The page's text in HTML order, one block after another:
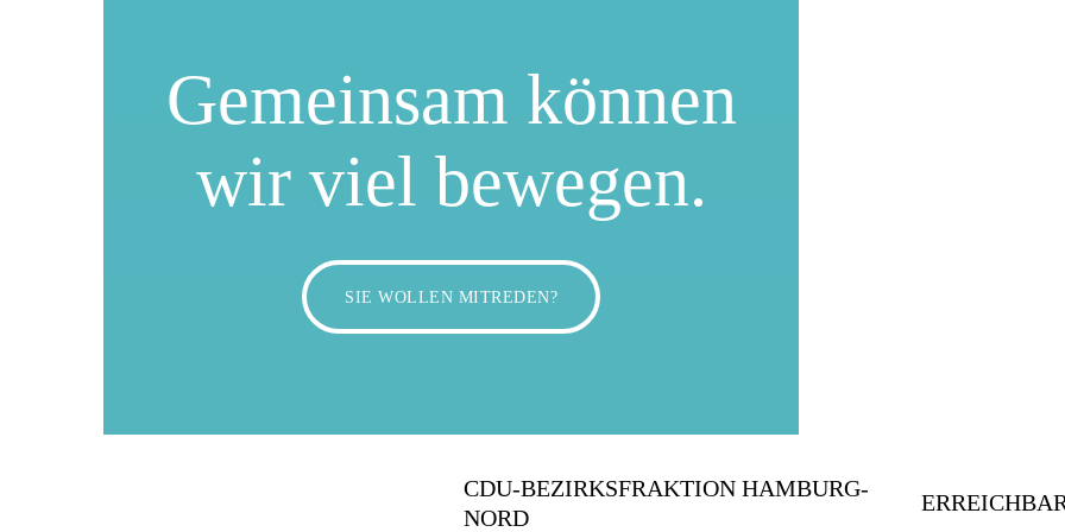
Gemeinsam können
wir viel bewegen.
SIE WOLLEN MITREDEN?
CDU-BEZIRKSFRAKTION HAMBURG-
NORD